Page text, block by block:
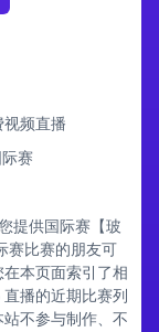
视频直播
际赛
提供国际赛【玻
赛比赛的朋友可
本页面索引了相
播的近期比赛列
不参与制作、不